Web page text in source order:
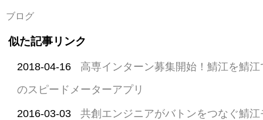
ブログ
似た記事リンク
2018-04-16
高専インターン募集開始！鯖江を鯖
のスピードメーターアプリ
2016-03-03
共創エンジニアがバトンをつなぐ鯖